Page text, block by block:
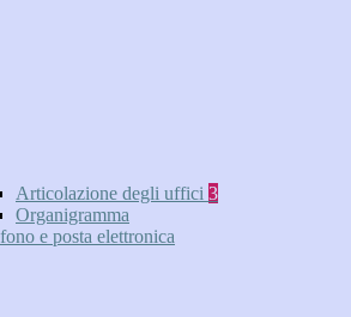
Articolazione degli uffici 3
Organigramma
e posta elettronica